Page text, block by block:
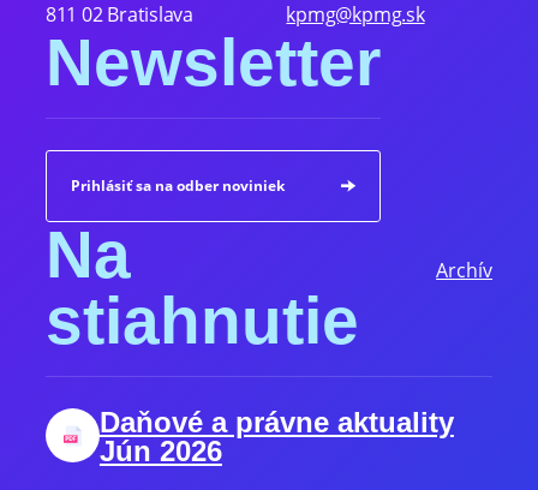
811 02 Bratislava
kpmg@kpmg.sk
Newsletter
Prihlásiť sa na odber noviniek
Na
stiahnutie
Archív
Daňové a právne aktuality
Jún 2026